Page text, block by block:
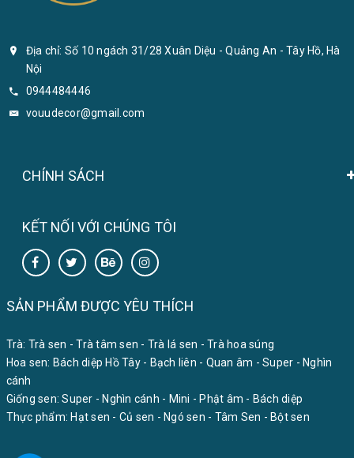
Địa chỉ: Số 10 ngách 31/28 Xuân Diệu - Quảng An - Tây Hồ, Hà
Nội
0944484446
vouudecor@gmail.com
CHÍNH SÁCH
KẾT NỐI VỚI CHÚNG TÔI
SẢN PHẨM ĐƯỢC YÊU THÍCH
Trà: Trà sen - Trà tâm sen - Trà lá sen - Trà hoa súng
Hoa sen: Bách diệp Hồ Tây- Bạch liên - Quan âm - Super - Nghìn
cánh
Giống sen: Super - Nghìn cánh - Mini - Phật âm - Bách diệp
Thực phẩm: Hạt sen - Củ sen - Ngó sen - Tâm Sen - Bột sen